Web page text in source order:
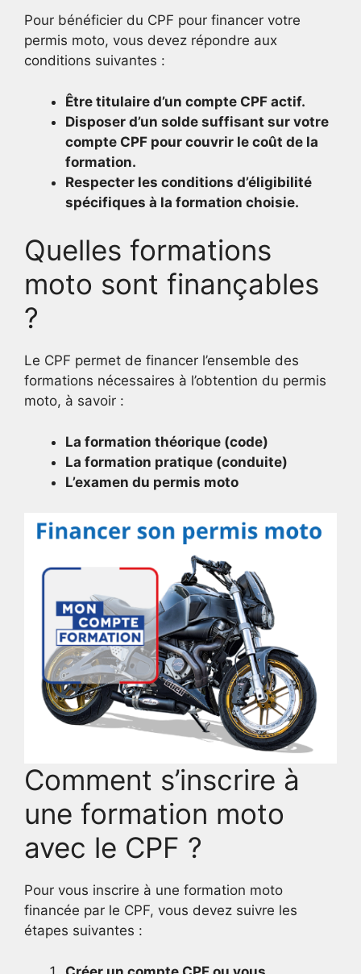
Pour bénéficier du CPF pour financer votre
permis moto, vous devez répondre aux
conditions suivantes :
Être titulaire d’un compte CPF actif.
Disposer d’un solde suffisant sur votre
compte CPF pour couvrir le coût de la
formation.
Respecter les conditions d’éligibilité
spécifiques à la formation choisie.
Quelles formations
moto sont finançables
?
Le CPF permet de financer l’ensemble des
formations nécessaires à l’obtention du permis
moto, à savoir :
La formation théorique (code)
La formation pratique (conduite)
L’examen du permis moto
Comment s’inscrire à
une formation moto
avec le CPF ?
Pour vous inscrire à une formation moto
financée par le CPF, vous devez suivre les
étapes suivantes :